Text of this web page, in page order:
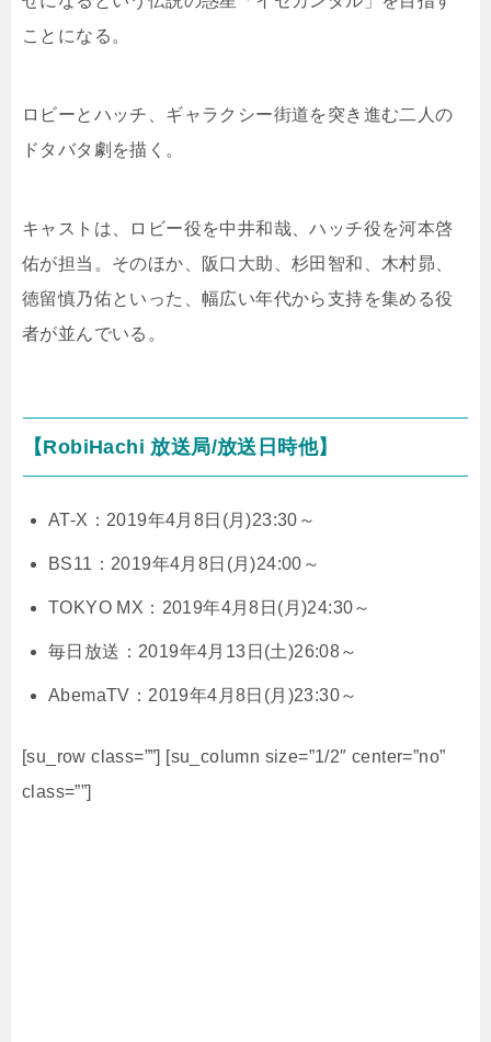
ことになる。
ロビーとハッチ、ギャラクシー街道を突き進む二人の
ドタバタ劇を描く。
キャストは、ロビー役を中井和哉、ハッチ役を河本啓
佑が担当。そのほか、阪口大助、杉田智和、木村昴、
徳留慎乃佑といった、幅広い年代から支持を集める役
者が並んでいる。
【RobiHachi 放送局/放送日時他】
AT-X：2019年4月8日(月)23:30～
BS11：2019年4月8日(月)24:00～
TOKYO MX：2019年4月8日(月)24:30～
毎日放送：2019年4月13日(土)26:08～
AbemaTV：2019年4月8日(月)23:30～
[su_row class=””] [su_column size=”1/2″ center=”no”
class=””]